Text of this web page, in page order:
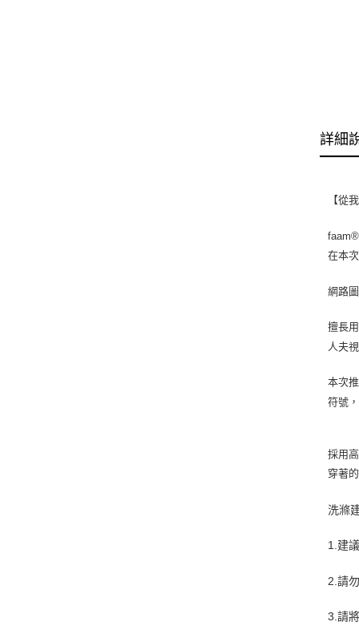
詳細
【從
在本
網路
擅長
人夫
本次
符號
採用
穿著
洗滌
1.建
2.請
3.請